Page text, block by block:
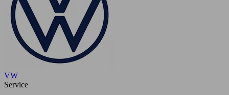
VW
Service